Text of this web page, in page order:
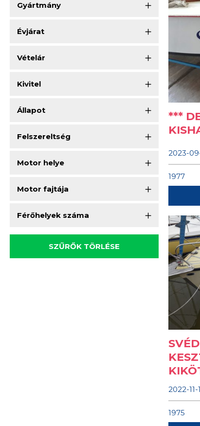
Gyártmány
Évjárat
Vételár
Kivitel
Állapot
Felszereltség
Motor helye
Motor fajtája
Férőhelyek száma
***
2023-
1977
2022-11-
1975